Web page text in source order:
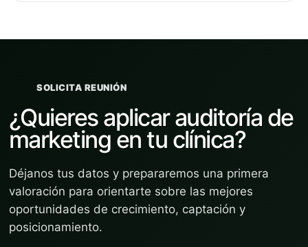
SOLICITA REUNIÓN
¿Quieres aplicar auditoría de
marketing en tu clínica?
Déjanos tus datos y prepararemos una primera
valoración para orientarte sobre las mejores
oportunidades de crecimiento, captación y
posicionamiento.